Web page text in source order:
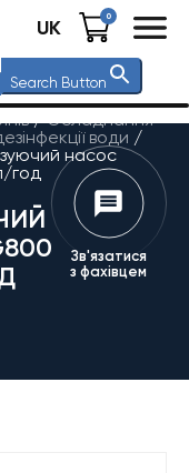
UK 0
Search Button
/Обладнання
води /
насос
год
Зв'язатися
з фахівцем